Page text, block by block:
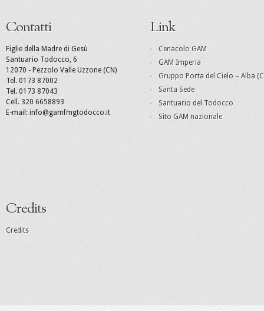
Contatti
Figlie della Madre di Gesù
Santuario Todocco, 6
12070 - Pezzolo Valle Uzzone (CN)
Tel. 0173 87002
Tel. 0173 87043
Cell. 320 6658893
E-mail: info@gamfmgtodocco.it
Link
Cenacolo GAM
GAM Imperia
Gruppo Porta del Cielo – Alba
Santa Sede
Santuario del Todocco
Sito GAM nazionale
Credits
Credits